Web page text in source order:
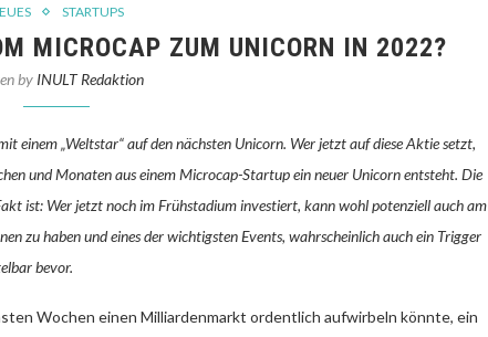
STARTUPS
MICROCAP ZUM UNICORN IN 2022?
by INULT Redaktion
einem „Weltstar“ auf den nächsten Unicorn. Wer jetzt auf diese Aktie setzt,
und Monaten aus einem Microcap-Startup ein neuer Unicorn entsteht. Die
ist: Wer jetzt noch im Frühstadium investiert, kann wohl potenziell auch am
zu haben und eines der wichtigsten Events, wahrscheinlich auch ein Trigger
bevor.
Wochen einen Milliardenmarkt ordentlich aufwirbeln könnte, ein